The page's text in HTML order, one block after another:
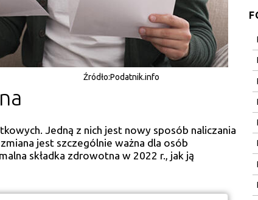
Źródło:Podatnik.info
Jedną z nich jest nowy sposób naliczania
jest szczególnie ważna dla osób
składka zdrowotna w 2022 r., jak ją